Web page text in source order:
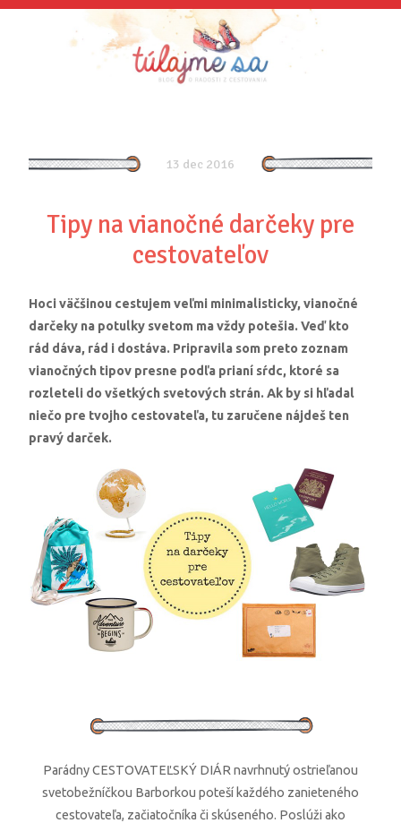
13 dec 2016
Tipy na vianočné darčeky pre
cestovateľov
Hoci väčšinou cestujem veľmi minimalisticky, vianočné
darčeky na potulky svetom ma vždy potešia. Veď kto
rád dáva, rád i dostáva. Pripravila som preto zoznam
vianočných tipov presne podľa prianí sŕdc, ktoré sa
rozleteli do všetkých svetových strán. Ak by si hľadal
niečo pre tvojho cestovateľa, tu zaručene nájdeš ten
pravý darček.
Parádny CESTOVATEĽSKÝ DIÁR navrhnutý ostrieľanou
svetobežníčkou Barborkou poteší každého zanieteného
cestovateľa, začiatočníka či skúseného. Poslúži ako